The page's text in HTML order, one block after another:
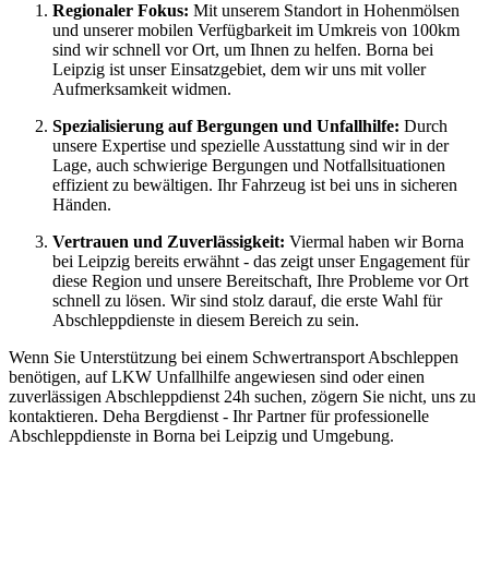
Regionaler Fokus: Mit unserem Standort in Hohenmölsen
und unserer mobilen Verfügbarkeit im Umkreis von 100km
sind wir schnell vor Ort, um Ihnen zu helfen. Borna bei
Leipzig ist unser Einsatzgebiet, dem wir uns mit voller
Aufmerksamkeit widmen.
Spezialisierung auf Bergungen und Unfallhilfe: Durch
unsere Expertise und spezielle Ausstattung sind wir in der
Lage, auch schwierige Bergungen und Notfallsituationen
effizient zu bewältigen. Ihr Fahrzeug ist bei uns in sicheren
Händen.
Vertrauen und Zuverlässigkeit: Viermal haben wir Borna
bei Leipzig bereits erwähnt - das zeigt unser Engagement für
diese Region und unsere Bereitschaft, Ihre Probleme vor Ort
schnell zu lösen. Wir sind stolz darauf, die erste Wahl für
Abschleppdienste in diesem Bereich zu sein.
Wenn Sie Unterstützung bei einem Schwertransport Abschleppen
benötigen, auf LKW Unfallhilfe angewiesen sind oder einen
zuverlässigen Abschleppdienst 24h suchen, zögern Sie nicht, uns zu
kontaktieren. Deha Bergdienst - Ihr Partner für professionelle
Abschleppdienste in Borna bei Leipzig und Umgebung.